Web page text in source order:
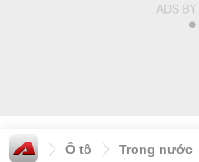
Ô tô Trong nước